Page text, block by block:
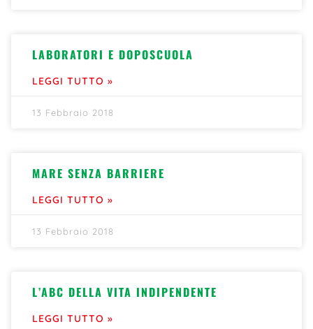
LABORATORI E DOPOSCUOLA
LEGGI TUTTO »
13 Febbraio 2018
MARE SENZA BARRIERE
LEGGI TUTTO »
13 Febbraio 2018
L’ABC DELLA VITA INDIPENDENTE
LEGGI TUTTO »